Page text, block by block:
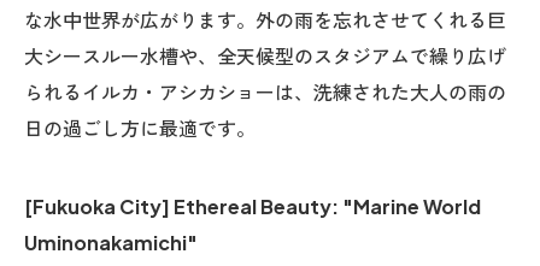
な水中世界が広がります。外の雨を忘れさせてくれる巨
大シースルー水槽や、全天候型のスタジアムで繰り広げ
られるイルカ・アシカショーは、洗練された大人の雨の
日の過ごし方に最適です。
[Fukuoka City] Ethereal Beauty: "Marine World
Uminonakamichi"